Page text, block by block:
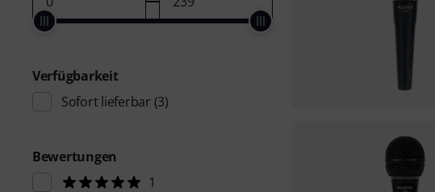
Verfügbarkeit
Sofort lieferbar (3)
Bewertungen
1